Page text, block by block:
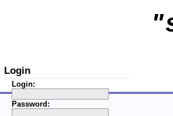
Login
Login:
Password: